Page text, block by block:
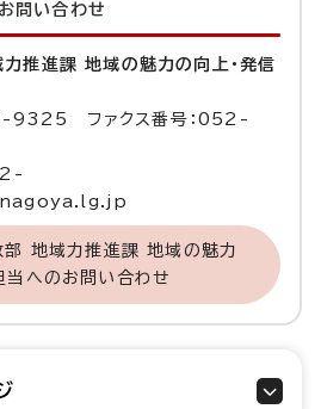
お問い合わせ
推進課 地域の魅力の向上・発信
9325 ファクス番号：052-
地域力推進課 地域の魅力
当へのお問い合わせ